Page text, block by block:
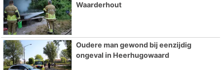
Waarderhout
Oudere man gewond bij eenzijdig
ongeval in Heerhugowaard